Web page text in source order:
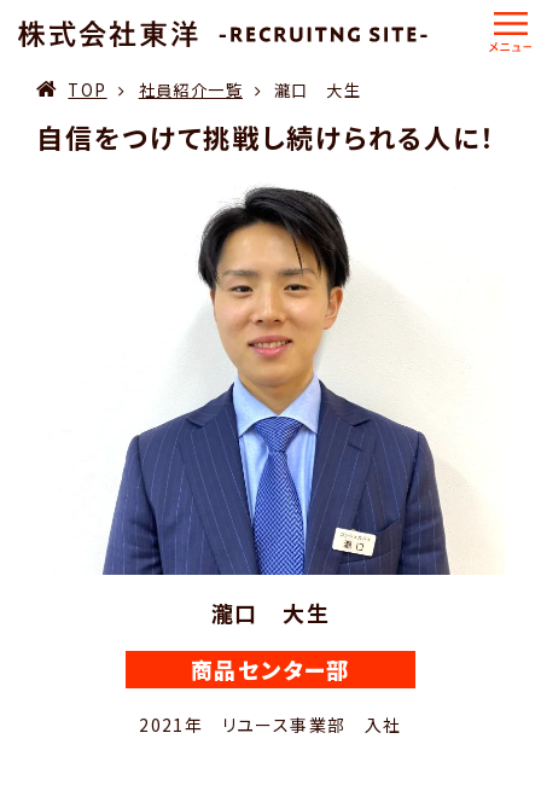
TOP 社員紹介一覧 瀧口 大生
自信をつけて挑戦し続けられる人に！
瀧口 大生
商品センター部
2021年 リユース事業部 入社